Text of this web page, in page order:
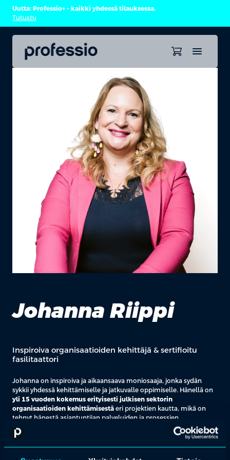
Uutta: Professio+ – kaikki yhdessä tilauksessa.
Tutustu
Johanna Riippi
Inspiroiva organisaatioiden kehittäjä & sertifioitu
fasilitaattori
Johanna on inspiroiva ja aikaansaava moniosaaja, jonka sydän
sykkii yhdessä kehittämiselle ja jatkuvalle oppimiselle. Hänellä on
yli 15 vuoden kokemus erityisesti julkisen sektorin
organisaatioiden kehittämisestä eri projektien kautta, mikä on
tehnyt hänestä asiantuntijan palveluiden ja prosessien
muotoilussa sekä innostavien työpajojen toteuttamisessa.